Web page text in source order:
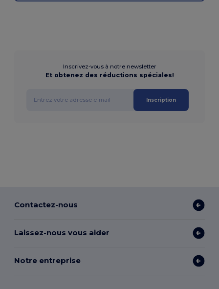
Inscrivez-vous à notre newsletter
Et obtenez des réductions spéciales!
Inscription
Contactez-nous
Laissez-nous vous aider
Notre entreprise